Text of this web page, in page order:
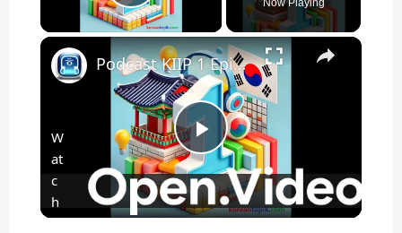
Play Video Now Playing
×
P
l
Podcast KIIP 1 Episode 1–Essential Words and Phrases about Country and Occupation
W
at
c
h
o